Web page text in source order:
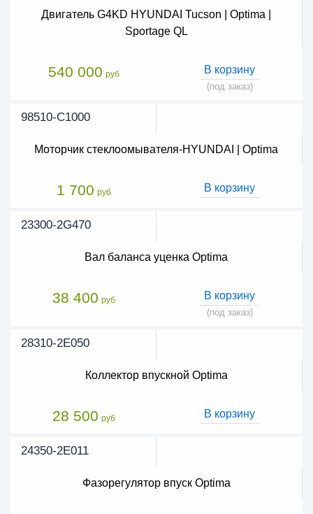
Двигатель G4KD HYUNDAI Tucson | Optima |
Sportage QL
540 000 руб В корзину
(под заказ)
98510-C1000
Моторчик стеклоомывателя-HYUNDAI | Optima
1 700 руб В корзину
23300-2G470
Вал баланса уценка Optima
38 400 руб В корзину
(под заказ)
28310-2E050
Коллектор впускной Optima
28 500 руб В корзину
24350-2E011
Фазорегулятор впуск Optima